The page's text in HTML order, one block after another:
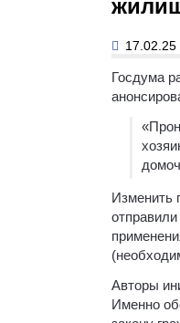
17.02.25
Госдума
Изменить
Авторы
Именно